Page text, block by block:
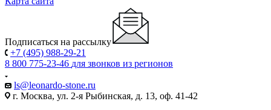
Подписаться на рассылку
+7 (495) 988-29-21
8 800 775-23-46 для звонков из регионов
ls@leonardo-stone.ru
г. Москва, ул. 2-я Рыбинская, д. 13, оф. 41-42